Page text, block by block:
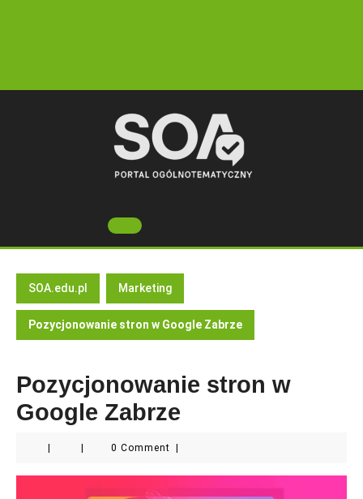
Open
Button
SOA.edu.pl Marketing
Pozycjonowanie stron w Google Zabrze
Pozycjonowanie stron w
Google Zabrze
0 Comment